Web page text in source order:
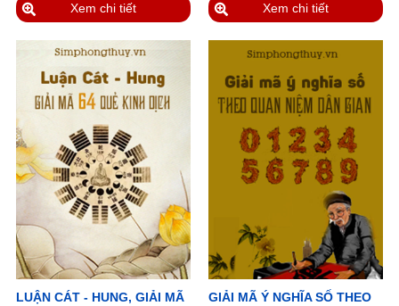
Xem chi tiết Xem chi tiết
LUẬN CÁT - HUNG, GIẢI MÃ
GIẢI MÃ Ý NGHĨA SỐ THEO